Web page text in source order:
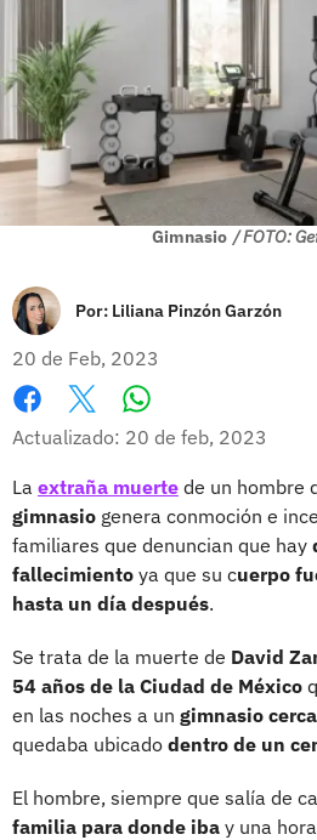
Gimnasio / FOTO:
Por: Liliana Pinzón Garzón
20 de Feb, 2023
Facebook
X
Actualizado: 20 de feb, 2023
La extraña muerte de un hombre
gimnasio genera conmoción e
familiares que denuncian que hay
fallecimiento ya que su cuerpo
hasta un día después.
Se trata de la muerte de David
54 años de la Ciudad de México
en las noches a un gimnasio
quedaba ubicado dentro de un
El hombre, siempre que salía de
familia para donde iba y una